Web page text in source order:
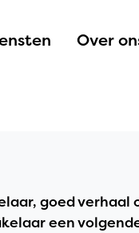
Over
goed verhaal
een